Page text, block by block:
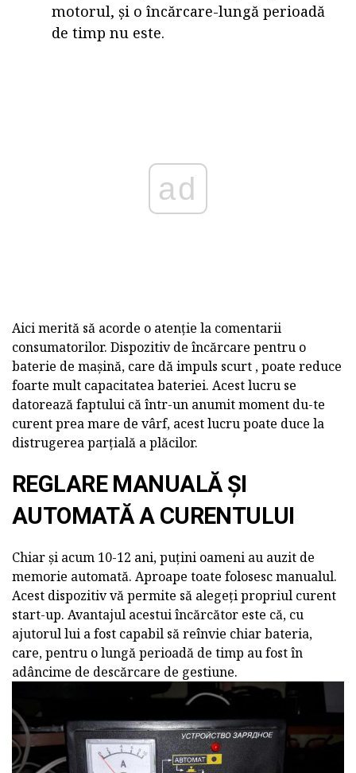
motorul, și o încărcare-lungă perioadă
de timp nu este.
ad
Aici merită să acorde o atenție la comentarii
consumatorilor. Dispozitiv de încărcare pentru o
baterie de mașină, care dă impuls scurt , poate reduce
foarte mult capacitatea bateriei. Acest lucru se
datorează faptului că într-un anumit moment du-te
curent prea mare de vârf, acest lucru poate duce la
distrugerea parțială a plăcilor.
REGLARE MANUALĂ ȘI
AUTOMATĂ A CURENTULUI
Chiar și acum 10-12 ani, puțini oameni au auzit de
memorie automată. Aproape toate folosesc manualul.
Acest dispozitiv vă permite să alegeți propriul curent
start-up. Avantajul acestui încărcător este că, cu
ajutorul lui a fost capabil să reînvie chiar bateria,
care, pentru o lungă perioadă de timp au fost în
adâncime de descărcare de gestiune.